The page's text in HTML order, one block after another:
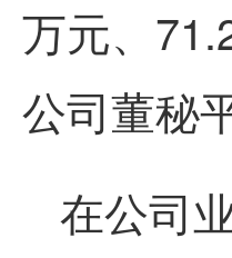
万元、
公司董秘
在公司